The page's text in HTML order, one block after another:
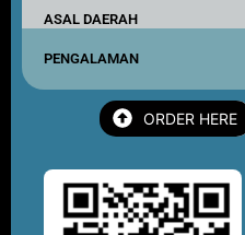
ASAL DAERAH
PENGALAMAN
ORDER HERE